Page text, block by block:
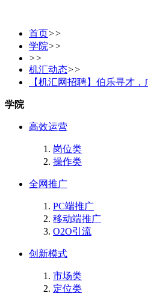
首页>>
学院>>
>>
机汇动态>>
【机汇网招聘】伯乐寻才
学院
高效运营
岗位类
操作类
全网推广
PC端推广
移动端推广
O2O引流
创新模式
市场类
定位类